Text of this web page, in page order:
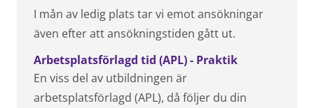
I mån av ledig plats tar vi emot ansökningar
även efter att ansökningstiden gått ut.
Arbetsplatsförlagd tid (APL) - Praktik
En viss del av utbildningen är
arbetsplatsförlagd (APL), då följer du din